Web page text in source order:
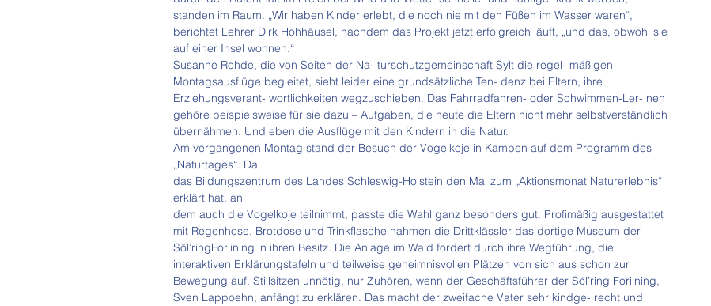
standen im Raum. „Wir haben Kinder erlebt, die noch nie mit den Füßen im Wasser waren“,
berichtet Lehrer Dirk Hohhäusel, nachdem das Projekt jetzt erfolgreich läuft, „und das, obwohl sie
auf einer Insel wohnen.“
Susanne Rohde, die von Seiten der Na- turschutzgemeinschaft Sylt die regel- mäßigen
Montagsausflüge begleitet, sieht leider eine grundsätzliche Ten- denz bei Eltern, ihre
Erziehungsverant- wortlichkeiten wegzuschieben. Das Fahrradfahren- oder Schwimmen-Ler- nen
gehöre beispielsweise für sie dazu – Aufgaben, die heute die Eltern nicht mehr selbstverständlich
übernähmen. Und eben die Ausflüge mit den Kindern in die Natur.
Am vergangenen Montag stand der Besuch der Vogelkoje in Kampen auf dem Programm des
„Naturtages“. Da
das Bildungszentrum des Landes Schleswig-Holstein den Mai zum „Aktionsmonat Naturerlebnis“
erklärt hat, an
dem auch die Vogelkoje teilnimmt, passte die Wahl ganz besonders gut. Profimäßig ausgestattet
mit Regenhose, Brotdose und Trinkflasche nahmen die Drittklässler das dortige Museum der
Söl’ringForiining in ihren Besitz. Die Anlage im Wald fordert durch ihre Wegführung, die
interaktiven Erklärungstafeln und teilweise geheimnisvollen Plätzen von sich aus schon zur
Bewegung auf. Stillsitzen unnötig, nur Zuhören, wenn der Geschäftsführer der Söl’ring Foriining,
Sven Lappoehn, anfängt zu erklären. Das macht der zweifache Vater sehr kindge- recht und